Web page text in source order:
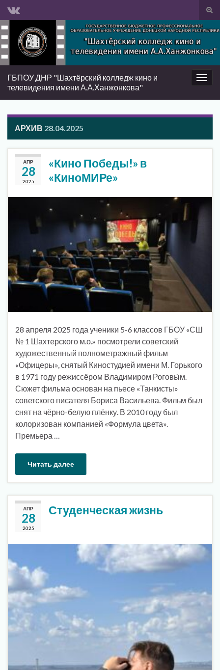
Вкл/
Search for:
Вкл/
ГБПОУ ДНР "Шахтёрский колледж кино и
телевидения имени А.А.Ханжонкова"
АРХИВ 28.04.2025
АПР
28
2025
«Кино Победы!» в
«КиноМИРе»
28 апреля 2025 года ученики 5-6 классов ГБОУ «СШ
№ 1 Шахтерского м.о.» посмотрели советский
художественный полнометражный фильм
«Офицеры», снятый Киностудией имени М. Горького
в 1971 году режиссёром Владимиром Роговы́м.
Сюжет фильма основан на пьесе «Танкисты»
советского писателя Бориса Васильева. Фильм был
снят на чёрно-белую плёнку. В 2010 году был
колоризован компанией «Формула цвета».
Премьера …
Читать далее
АПР
28
2025
Студенческая жизнь